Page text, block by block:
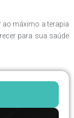
ao máximo a terapia
para sua saúde